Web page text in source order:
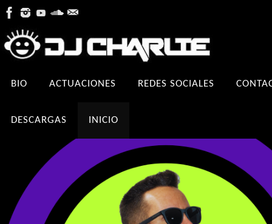
contenido
BIO ACTUACIONES REDES SOCIALES
DESCARGAS INICIO